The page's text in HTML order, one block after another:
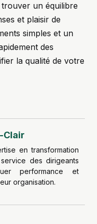
un équilibre
et plaisir de
simples et un
des
la qualité de votre
Clair
en transformation
des dirigeants
performance et
organisation.